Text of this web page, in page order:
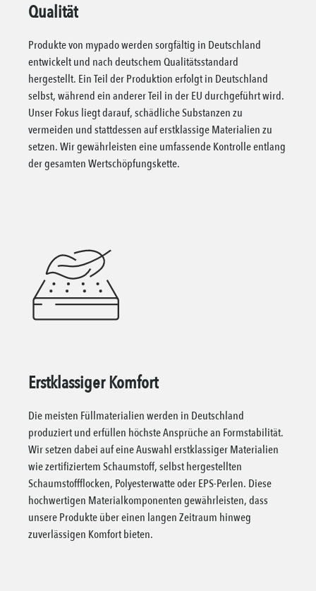
Qualität
Produkte von mypado werden sorgfältig in Deutschland
entwickelt und nach deutschem Qualitätsstandard
hergestellt. Ein Teil der Produktion erfolgt in Deutschland
selbst, während ein anderer Teil in der EU durchgeführt wird.
Unser Fokus liegt darauf, schädliche Substanzen zu
vermeiden und stattdessen auf erstklassige Materialien zu
setzen. Wir gewährleisten eine umfassende Kontrolle entlang
der gesamten Wertschöpfungskette.
Erstklassiger Komfort
Die meisten Füllmaterialien werden in Deutschland
produziert und erfüllen höchste Ansprüche an Formstabilität.
Wir setzen dabei auf eine Auswahl erstklassiger Materialien
wie zertifiziertem Schaumstoff, selbst hergestellten
Schaumstoffflocken, Polyesterwatte oder EPS-Perlen. Diese
hochwertigen Materialkomponenten gewährleisten, dass
unsere Produkte über einen langen Zeitraum hinweg
zuverlässigen Komfort bieten.